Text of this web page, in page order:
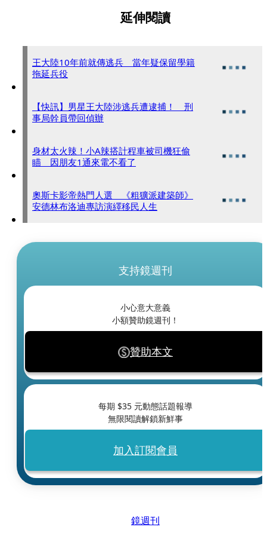
延伸閱讀
王大陸10年前就傳逃兵 當年疑保留學籍
拖延兵役
【快訊】男星王大陸涉逃兵遭逮捕！ 刑
事局幹員帶回偵辦
身材太火辣！小A辣搭計程車被司機狂偷
瞄 因朋友1通來電不看了
奧斯卡影帝熱門人選 《粗獷派建築師》
安德林布洛迪專訪演繹移民人生
支持鏡週刊
小心意大意義
小額贊助鏡週刊！
贊助本文
每期 $35 元動態話題報導
無限閱讀解鎖新鮮事
加入訂閱會員
鏡週刊